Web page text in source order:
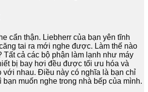
cẩn thận. Liebherr của bạn yên tĩnh
tai ra mới nghe được. Làm thế nào
cả các bộ phận làm lạnh như máy
bị bay hơi đều được tối ưu hóa và
với nhau. Điều này có nghĩa là bạn chỉ
muốn nghe trong nhà bếp của mình.